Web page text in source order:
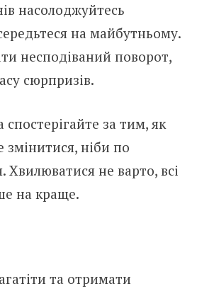
насолоджуйтесь
на майбутньому.
несподіваний поворот,
сюрпризів.
за тим, як
змінитися, ніби по
не варто, всі
на краще.
та отримати